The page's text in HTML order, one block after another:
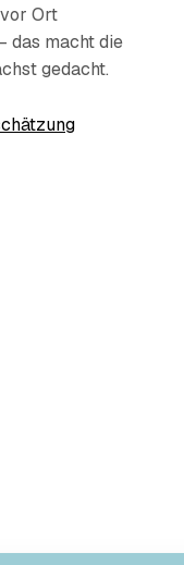
Ort
das macht die
gedacht.